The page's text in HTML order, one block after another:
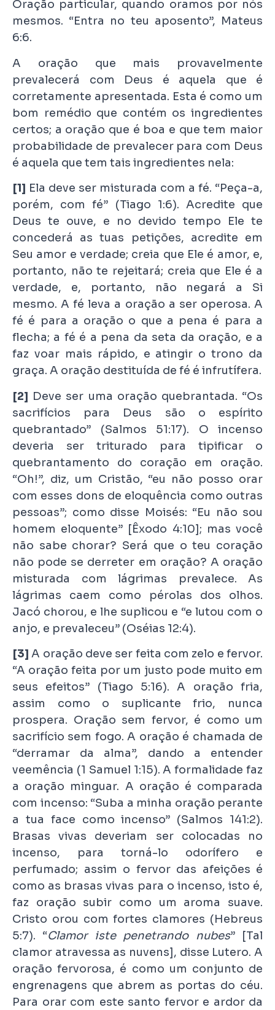
Oração particular, quando oramos por nós
mesmos. “Entra no teu aposento”, Mateus
6:6.
A oração que mais provavelmente
prevalecerá com Deus é aquela que é
corretamente apresentada. Esta é como um
bom remédio que contém os ingredientes
certos; a oração que é boa e que tem maior
probabilidade de prevalecer para com Deus
é aquela que tem tais ingredientes nela:
[1] Ela deve ser misturada com a fé. “Peça-a,
porém, com fé” (Tiago 1:6). Acredite que
Deus te ouve, e no devido tempo Ele te
concederá as tuas petições, acredite em
Seu amor e verdade; creia que Ele é amor, e,
portanto, não te rejeitará; creia que Ele é a
verdade, e, portanto, não negará a Si
mesmo. A fé leva a oração a ser operosa. A
fé é para a oração o que a pena é para a
flecha; a fé é a pena da seta da oração, e a
faz voar mais rápido, e atingir o trono da
graça. A oração destituída de fé é infrutífera.
[2] Deve ser uma oração quebrantada. “Os
sacrifícios para Deus são o espírito
quebrantado” (Salmos 51:17). O incenso
deveria ser triturado para tipificar o
quebrantamento do coração em oração.
“Oh!”, diz, um Cristão, “eu não posso orar
com esses dons de eloquência como outras
pessoas”; como disse Moisés: “Eu não sou
homem eloquente” [Êxodo 4:10]; mas você
não sabe chorar? Será que o teu coração
não pode se derreter em oração? A oração
misturada com lágrimas prevalece. As
lágrimas caem como pérolas dos olhos.
Jacó chorou, e lhe suplicou e “e lutou com o
anjo, e prevaleceu” (Oséias 12:4).
[3] A oração deve ser feita com zelo e fervor.
“A oração feita por um justo pode muito em
seus efeitos” (Tiago 5:16). A oração fria,
assim como o suplicante frio, nunca
prospera. Oração sem fervor, é como um
sacrifício sem fogo. A oração é chamada de
“derramar da alma”, dando a entender
veemência (1 Samuel 1:15). A formalidade faz
a oração minguar. A oração é comparada
com incenso: “Suba a minha oração perante
a tua face como incenso” (Salmos 141:2).
Brasas vivas deveriam ser colocadas no
incenso, para torná-lo odorífero e
perfumado; assim o fervor das afeições é
como as brasas vivas para o incenso, isto é,
faz oração subir como um aroma suave.
Cristo orou com fortes clamores (Hebreus
5:7). “Clamor iste penetrando nubes” [Tal
clamor atravessa as nuvens], disse Lutero. A
oração fervorosa, é como um conjunto de
engrenagens que abrem as portas do céu.
Para orar com este santo fervor e ardor da